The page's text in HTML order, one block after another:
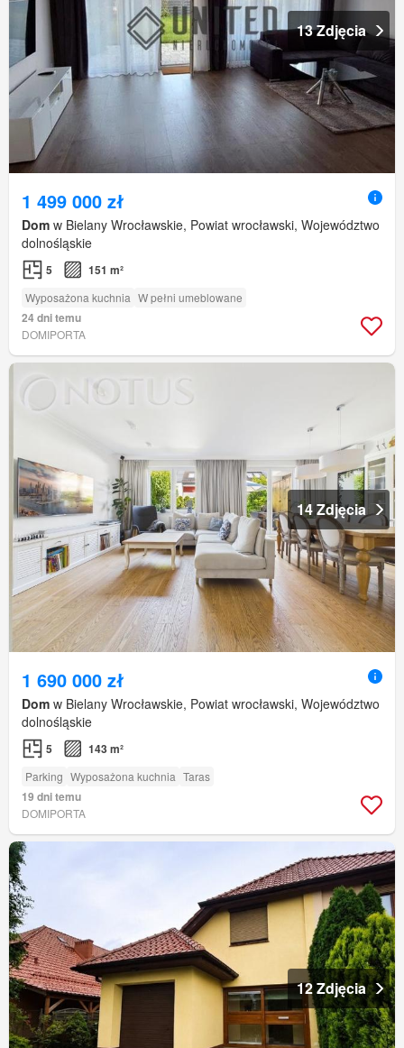
13 Zdjęcia
1 499 000 zł
Dom w Bielany Wrocławskie, Powiat wrocławski, Województwo
dolnośląskie
5 151 m²
Wyposażona kuchnia W pełni umeblowane
24 dni temu
DOMIPORTA
14 Zdjęcia
1 690 000 zł
Dom w Bielany Wrocławskie, Powiat wrocławski, Województwo
dolnośląskie
5 143 m²
Parking Wyposażona kuchnia Taras
19 dni temu
DOMIPORTA
12 Zdjęcia